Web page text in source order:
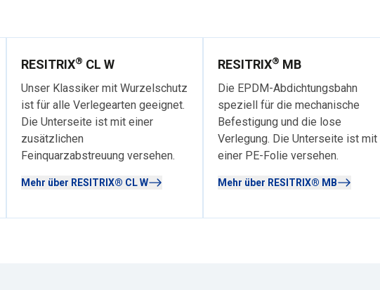
RESITRIX® CL W
Unser Klassiker mit Wurzelschutz
ist für alle Verlegearten geeignet.
Die Unterseite ist mit einer
zusätzlichen
Feinquarzabstreuung versehen.
Mehr über RESITRIX® CL W
RESITRIX® MB
Die EPDM-Abdichtungsbahn
speziell für die mechanische
Befestigung und die lose
Verlegung. Die Unterseite ist mit
einer PE-Folie versehen.
Mehr über RESITRIX® MB